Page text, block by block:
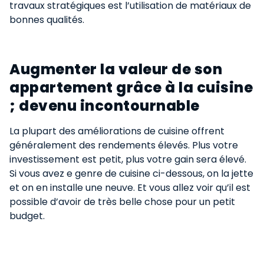
travaux stratégiques est l’utilisation de matériaux de
bonnes qualités.
Augmenter la valeur de son
appartement grâce à la cuisine
; devenu incontournable
La plupart des améliorations de cuisine offrent
généralement des rendements élevés. Plus votre
investissement est petit, plus votre gain sera élevé.
Si vous avez e genre de cuisine ci-dessous, on la jette
et on en installe une neuve. Et vous allez voir qu’il est
possible d’avoir de très belle chose pour un petit
budget.